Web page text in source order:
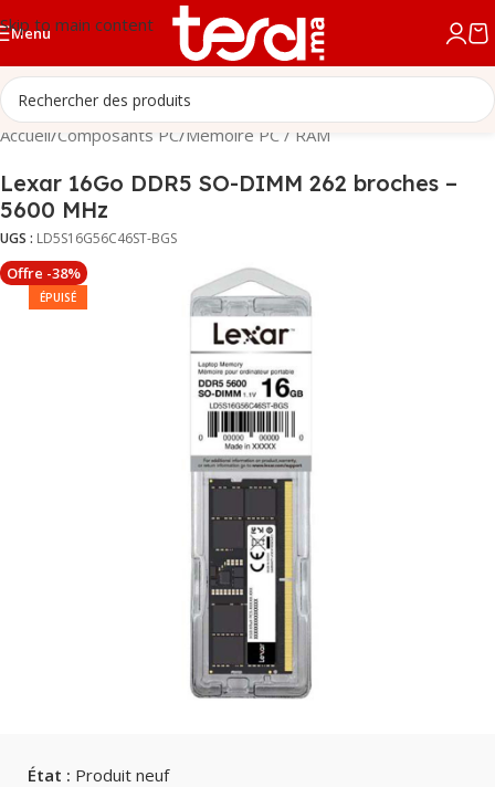
Skip to main content
Menu
Accueil/Composants PC/Mémoire PC / RAM
Lexar 16Go DDR5 SO-DIMM 262 broches –
5600 MHz
UGS : LD5S16G56C46ST-BGS
Offre -38%
ÉPUISÉ
État : Produit neuf